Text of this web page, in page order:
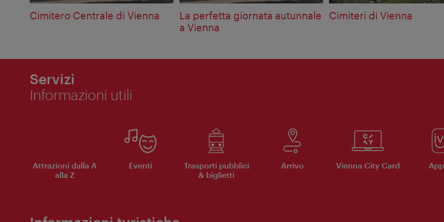
Cimitero Centrale di Vienna
La perfetta giornata autunnale
a Vienna
Cimiteri di Vienna
Servizi
Informazioni utili
Attrazioni dalla A
alla Z
Eventi
Trasporti pubblici
& biglietti
Arrivo Vienna City Card